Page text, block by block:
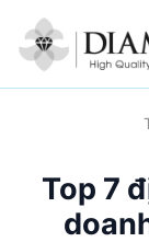
Top 7